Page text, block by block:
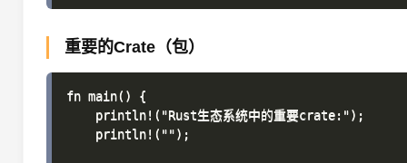
重要的Crate（包）
fn main() {
    println!("Rust生态系统中的重要crate:");
    println!("");